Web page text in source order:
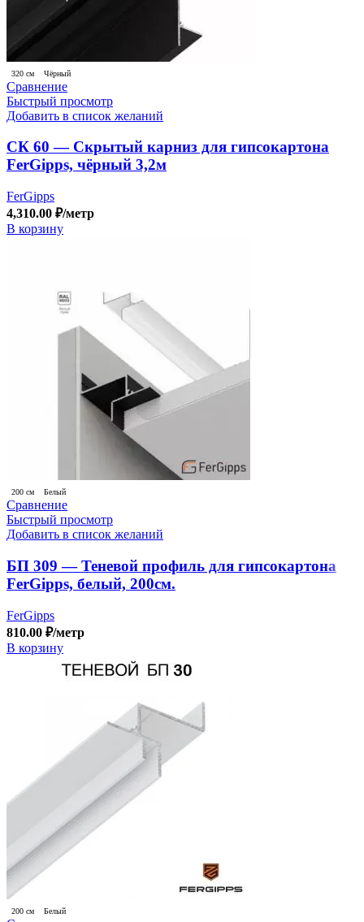
320 см Чёрный
Сравнение
Быстрый просмотр
Добавить в список желаний
СК 60 — Скрытый карниз для гипсокартона
FerGipps, чёрный 3,2м
FerGipps
4,310.00 ₽/метр
В корзину
200 см Белый
Сравнение
Быстрый просмотр
Добавить в список желаний
БП 309 — Теневой профиль для гипсокартона
FerGipps, белый, 200см.
FerGipps
810.00 ₽/метр
В корзину
200 см Белый